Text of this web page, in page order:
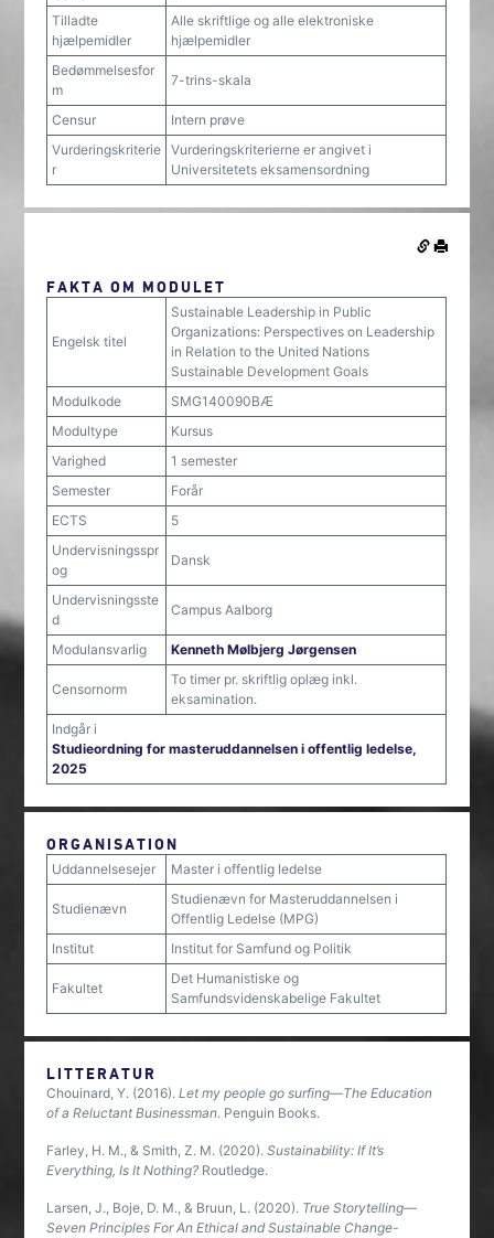
Tilladte
hjælpemidler
Alle skriftlige og alle elektroniske
hjælpemidler
Bedømmelsesfor
m
7-trins-skala
Censur
Intern prøve
Vurderingskriterie
r
Vurderingskriterierne er angivet i
Universitetets eksamensordning
FAKTA OM MODULET
Engelsk titel
Sustainable Leadership in Public
Organizations: Perspectives on Leadership
in Relation to the United Nations
Sustainable Development Goals
Modulkode
SMG140090BÆ
Modultype
Kursus
Varighed
1 semester
Semester
Forår
ECTS
5
Undervisningsspr
og
Dansk
Undervisningsste
d
Campus Aalborg
Modulansvarlig Kenneth Mølbjerg Jørgensen
Censornorm
To timer pr. skriftlig oplæg inkl.
eksamination.
Indgår i
Studieordning for masteruddannelsen i offentlig ledelse,
2025
ORGANISATION
Uddannelsesejer Master i offentlig ledelse
Studienævn
Studienævn for Masteruddannelsen i
Offentlig Ledelse (MPG)
Institut
Institut for Samfund og Politik
Fakultet
Det Humanistiske og
Samfundsvidenskabelige Fakultet
LITTERATUR
Chouinard, Y. (2016).Let my people go surfing—The Education
of a Reluctant Businessman. Penguin Books.
Farley, H. M., & Smith, Z. M. (2020).Sustainability: If It’s
Everything, Is It Nothing? Routledge.
Larsen, J., Boje, D. M., & Bruun, L. (2020). True Storytelling—
Seven Principles For An Ethical and Sustainable Change-